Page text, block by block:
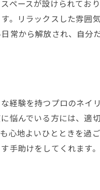
ペースが設けられてお
。リラックスした雰囲
常から解放され、自分
経験を持つプロのネイ
悩んでいる方には、適
心地よいひとときを過
手助けをしてくれます。